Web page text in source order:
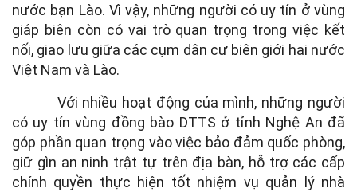
nước bạn Lào. Vì vậy, những người có uy tín ở vùng
giáp biên còn có vai trò quan trọng trong việc kết
nối, giao lưu giữa các cụm dân cư biên giới hai nước
Việt Nam và Lào.
Với nhiều hoạt động của mình, những người
có uy tín vùng đồng bào DTTS ở tỉnh Nghệ An đã
góp phần quan trọng vào việc bảo đảm quốc phòng,
giữ gìn an ninh trật tự trên địa bàn, hỗ trợ các cấp
chính quyền thực hiện tốt nhiệm vụ quản lý nhà